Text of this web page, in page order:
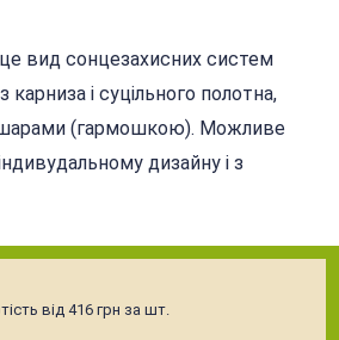
вид сонцезахисних систем
і суцільного полотна,
шарами (гармошкою). Можливе
дизайну і з
від 416 грн за шт.